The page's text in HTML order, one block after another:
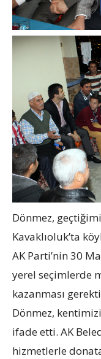
Dönmez,
Kavaklıoluk’ta
AK Parti’nin 30
yerel seçimlerde
kazanması
Dönmez,
ifade etti. AK
hizmetlerle